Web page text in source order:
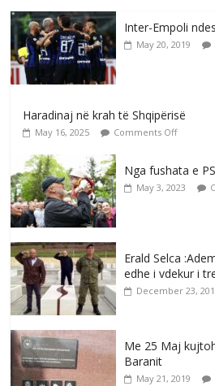
Inter-Empoli
May 20, 2019
Haradinaj në krah të Shqipërisë
May 16, 2025 Comments Off
Nga fushata e PS
May 3, 2023
Erald Selca
edhe i vdekur i
December 23,
Me 25 Maj
Baranit
May 21, 2019